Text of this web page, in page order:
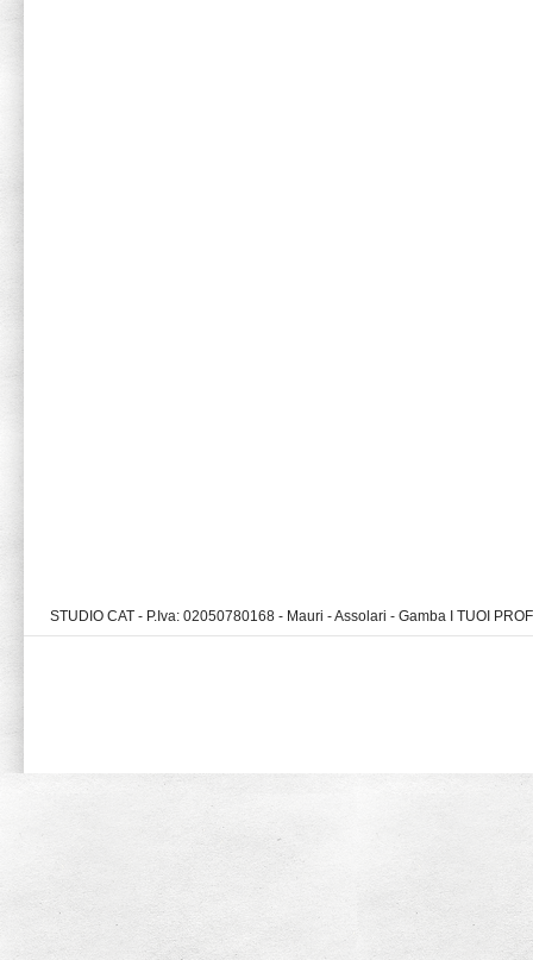
STUDIO CAT - P.Iva: 02050780168 - Mauri - Assolari - Gamba I TUOI